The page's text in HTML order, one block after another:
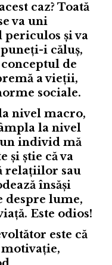
caz? Toată
va uni
și va
i căluș,
de
a vieții,
sociale.
la nivel macro,
la nivel
individ mă
și știe că va
relațiilor sau
însăși
despre lume,
Este odios!
este că